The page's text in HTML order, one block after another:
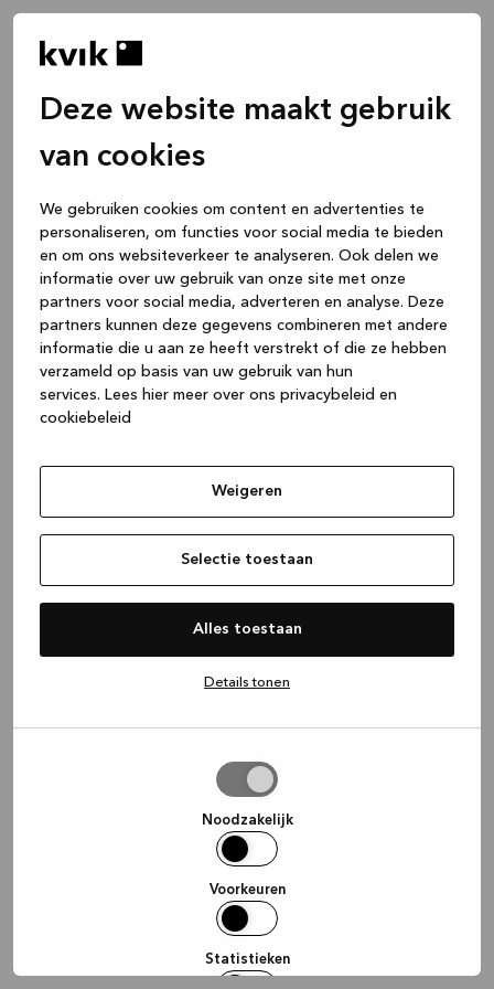
Deze website maakt gebruik
van cookies
We gebruiken cookies om content en advertenties te
personaliseren, om functies voor social media te bieden
en om ons websiteverkeer te analyseren. Ook delen we
informatie over uw gebruik van onze site met onze
partners voor social media, adverteren en analyse. Deze
partners kunnen deze gegevens combineren met andere
informatie die u aan ze heeft verstrekt of die ze hebben
verzameld op basis van uw gebruik van hun
services. Lees hier meer over ons privacybeleid en
cookiebeleid
Weigeren
Selectie toestaan
Alles toestaan
Details tonen
Noodzakelijk
Voorkeuren
Statistieken
(see the browser console for more
information).